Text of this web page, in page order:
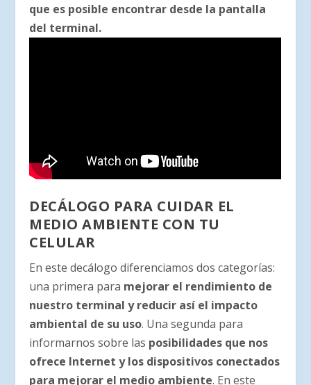
que es posible encontrar desde la pantalla
del terminal.
DECÁLOGO PARA CUIDAR EL
MEDIO AMBIENTE CON TU
CELULAR
En este decálogo diferenciamos dos categorías:
una primera para mejorar el rendimiento de
nuestro terminal y reducir así el impacto
ambiental de su uso. Una segunda para
informarnos sobre las posibilidades que nos
ofrece Internet y los dispositivos conectados
para mejorar el medio ambiente. En este